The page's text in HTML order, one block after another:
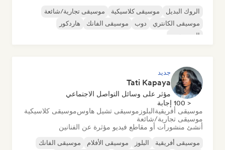
الروك البديل موسيقى كلاسيكية
موسيقى تجارية/شائعة
موسيقى الكانتري
دوب موسيقى الفانك
هاردكور
الهيب هوب
جديد
Tati Kapaya
مؤثر على وسائل التواصل الاجتماعي
< 100 إجابة
موسيقى أفريقيةالبلوز موسيقى تشيل هاوسموسيقى كلاسيكية
موسيقى تجارية/شائعة
أنشئ منشورات أو مقاطع فيديو مؤثرة عن الفنانين
موسيقى أفريقية البلوز موسيقى الأفلام موسيقى الفانك